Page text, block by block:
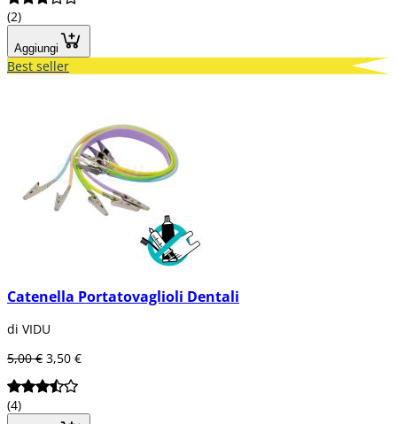
(2)
Aggiungi
Best seller
Catenella Portatovaglioli Dentali
di VIDU
5,00 € 3,50 €
(4)